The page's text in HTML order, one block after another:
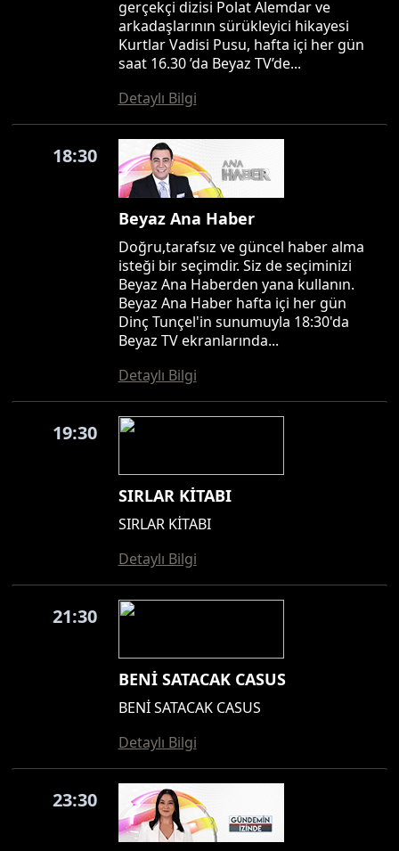
gerçekçi dizisi Polat Alemdar ve
arkadaşlarının sürükleyici hikayesi
Kurtlar Vadisi Pusu, hafta içi her gün
saat 16.30 ’da Beyaz TV’de...
Detaylı Bilgi
18:30
Beyaz Ana Haber
Doğru,tarafsız ve güncel haber alma
isteği bir seçimdir. Siz de seçiminizi
Beyaz Ana Haberden yana kullanın.
Beyaz Ana Haber hafta içi her gün
Dinç Tunçel'in sunumuyla 18:30'da
Beyaz TV ekranlarında...
Detaylı Bilgi
19:30
SIRLAR KİTABI
SIRLAR KİTABI
Detaylı Bilgi
21:30
BENİ SATACAK CASUS
BENİ SATACAK CASUS
Detaylı Bilgi
23:30